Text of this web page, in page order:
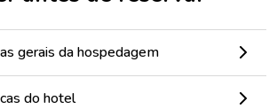
gerais da hospedagem
do hotel